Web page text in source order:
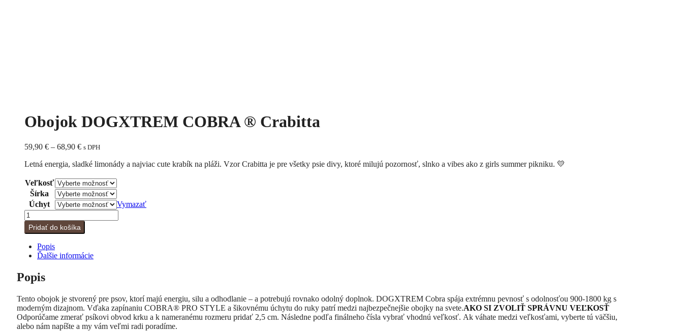
Obojok DOGXTREM COBRA ® Crabitta
59,90 € – 68,90 €Price
59,90 €
68,90 €
s DPH
Letná energia, sladké limonády a najviac cute krabík na pláži. Vzor Crabitta je pre všetky psie divy, ktoré milujú pozornosť, slnko a vibes ako z girls summer pikniku. 💛
Veľkosť
Šírka
Úchyt
Vymazať
množstvo
Obojok
DOGXTREM
®
Crabitta
Pridať do košíka
Popis
Ďalšie informácie
Popis
Tento obojok je stvorený pre psov, ktorí majú energiu, silu a odhodlanie – a potrebujú rovnako odolný doplnok. DOGXTREM Cobra spája extrémnu pevnosť s odolnosťou 900-1800 kg s
moderným dizajnom. Vďaka zapínaniu COBRA® PRO STYLE a šikovnému úchytu do ruky patrí medzi najbezpečnejšie obojky na svete.AKO SI ZVOLIŤ SPRÁVNU VEĽKOSŤ
Odporúčame zmerať psíkovi obvod krku a k nameranému rozmeru pridať 2,5 cm. Následne podľa finálneho čísla vybrať vhodnú veľkosť. Ak váhate medzi veľkosťami, vyberte tú väčšiu,
alebo nám napíšte a my vám veľmi radi poradíme.